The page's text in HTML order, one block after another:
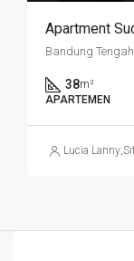
Apartment
Bandung
38m²
APARTEMEN
Lucia Lanny,